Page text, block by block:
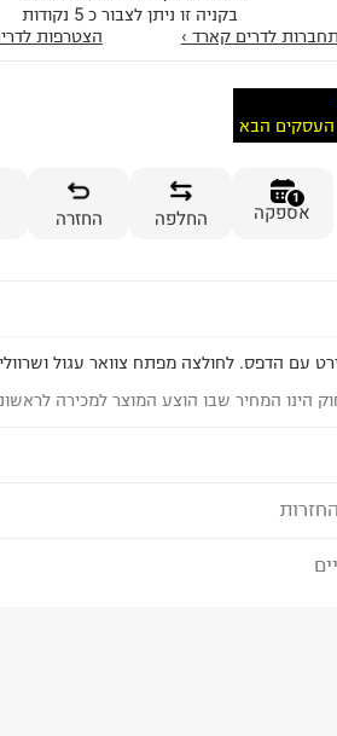
בקניה זו ניתן לצבור כ 5 נקודות
לדרים קארד ›
הצטרפות
העסקים הבא
1
אספקה החלפה החזרה
עם הדפס. לחולצה מפתח צוואר עגול
הינו המחיר שבו הוצע המוצר למכירה
JACK
המשלוח המתאימה לכם,